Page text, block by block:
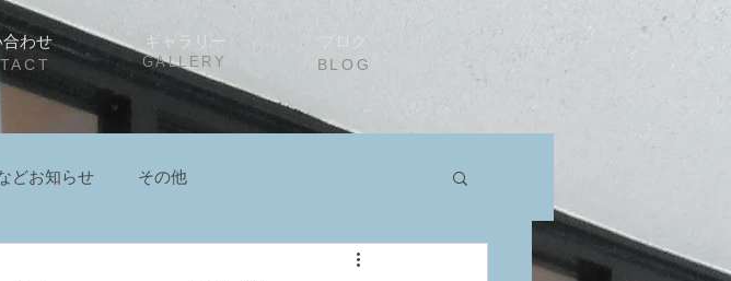
わせ ギャラリー ブログ
GALLERY BLOG
どお知らせ その他